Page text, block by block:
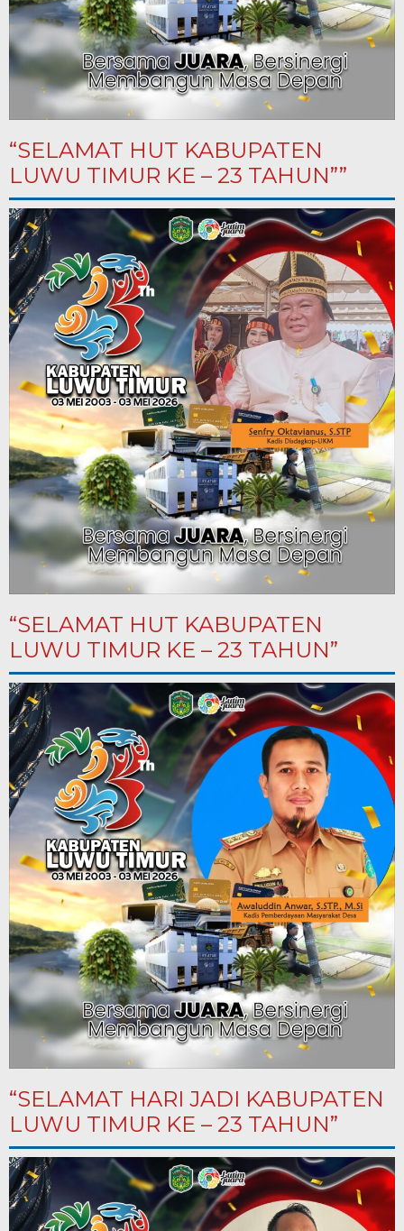
“SELAMAT HUT KABUPATEN
LUWU TIMUR KE – 23 TAHUN””
“SELAMAT HUT KABUPATEN
LUWU TIMUR KE – 23 TAHUN”
“SELAMAT HARI JADI KABUPATEN
LUWU TIMUR KE – 23 TAHUN”